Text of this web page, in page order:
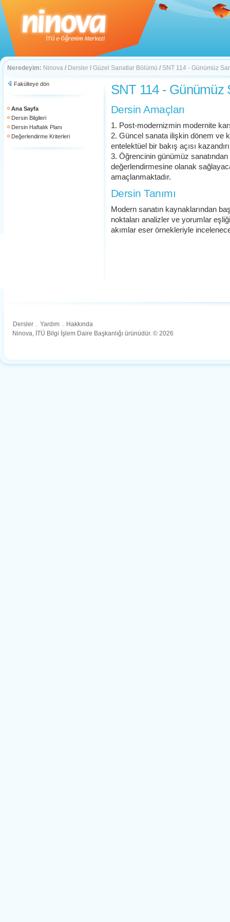
Neredeyim: Ninova / Dersler / Güzel Sanatlar Bölümü / SNT 114 - Günümüz
Fakülteye dön
Ana Sayfa
Dersin Bilgileri
Dersin Haftalık Planı
Değerlendirme Kriterleri
SNT 114 - Günümüz
Dersin Amaçları
1. Post-modernizmin modernite
2. Güncel sanata ilişkin dönem ve
entelektüel bir bakış açısı
3. Öğrencinin günümüz sanatından
değerlendirmesine olanak
amaçlanmaktadır.
Dersin Tanımı
Modern sanatın kaynaklarından
noktaları analizler ve yorumlar
akımlar eser örnekleriyle
Dersler . Yardım . Hakkında
Ninova, İTÜ Bilgi İşlem Daire Başkanlığı ürünüdür. © 2026